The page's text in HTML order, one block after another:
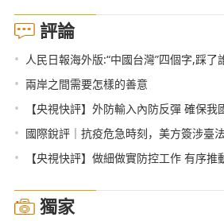
評論
• 人民日報海外版:“中國台灣”四個字,踩了
• 兩岸之間需要怎樣的善意
• 【央視快評】外防輸入內防反彈 確保
• 國際銳評｜抗疫危急時刻，美方簽涉臺
• 【央視快評】做細做實防控工作 有序推
獨家